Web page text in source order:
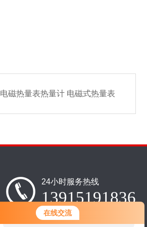
在线交流
您好！欢迎前来咨询，很高兴为您
服务，请问您要咨询什么问题呢？
电磁热量表热量计 电磁式热量表
24小时服务热线
13915191836